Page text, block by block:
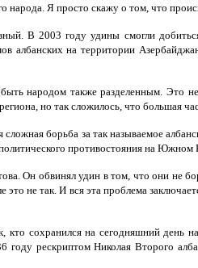
народа. Я просто скажу о том, что
В 2003 году удины смогли
албанских на территории
народом также разделенным. Это
но так сложилось, что большая
борьба за так называемое
противостояния на
Он обвинял удин в том, что они не
не так. И вся эта проблема
сохранился на сегодняшний день
рескриптом Николая Второго